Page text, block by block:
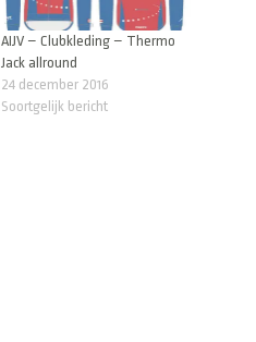
AIJV – Clubkleding – Thermo
Jack allround
24 december 2016
Soortgelijk bericht